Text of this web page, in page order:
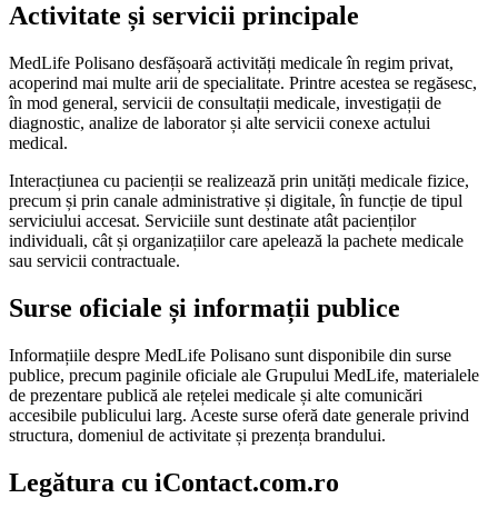
Activitate și servicii principale
MedLife Polisano desfășoară activități medicale în regim privat,
acoperind mai multe arii de specialitate. Printre acestea se regăsesc,
în mod general, servicii de consultații medicale, investigații de
diagnostic, analize de laborator și alte servicii conexe actului
medical.
Interacțiunea cu pacienții se realizează prin unități medicale fizice,
precum și prin canale administrative și digitale, în funcție de tipul
serviciului accesat. Serviciile sunt destinate atât pacienților
individuali, cât și organizațiilor care apelează la pachete medicale
sau servicii contractuale.
Surse oficiale și informații publice
Informațiile despre MedLife Polisano sunt disponibile din surse
publice, precum paginile oficiale ale Grupului MedLife, materialele
de prezentare publică ale rețelei medicale și alte comunicări
accesibile publicului larg. Aceste surse oferă date generale privind
structura, domeniul de activitate și prezența brandului.
Legătura cu iContact.com.ro